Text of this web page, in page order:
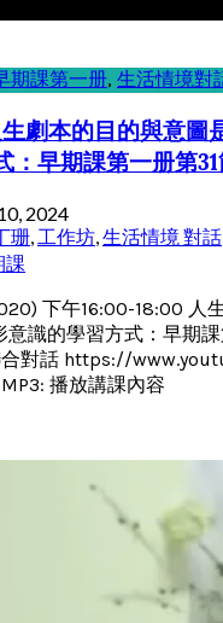
期課第一册, 生活情境對
劇本的目的與意圖
：早期課第一册第
2024
珊, 工作坊,生活情境 對話
課
下午16:00-18:00 人
意識的學習方式：早期
合對話 https://
播放講課內容